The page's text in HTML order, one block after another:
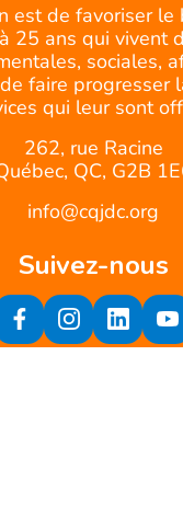
est de favoriser
25 ans qui vivent
sociales,
faire progresser
qui leur sont
262, rue Racine
QC, G2B
info@cqjdc.org
Suivez-nous